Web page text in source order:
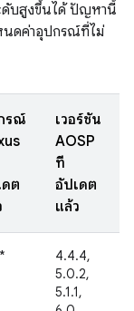
บสูงขึ้นได้ ปัญหานี้
นดค่าอุปกรณ์ที่ไม่
รณ์
ต
เวอร์ชัน
AOSP
ที่
อัปเดต
แล้ว
4.4.4,
5.0.2,
5.1.1,